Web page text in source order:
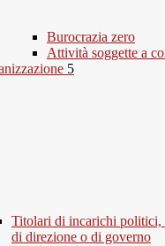
Burocrazia zero
Attività soggette a
5
Titolari di incarichi politici,
di direzione o di governo